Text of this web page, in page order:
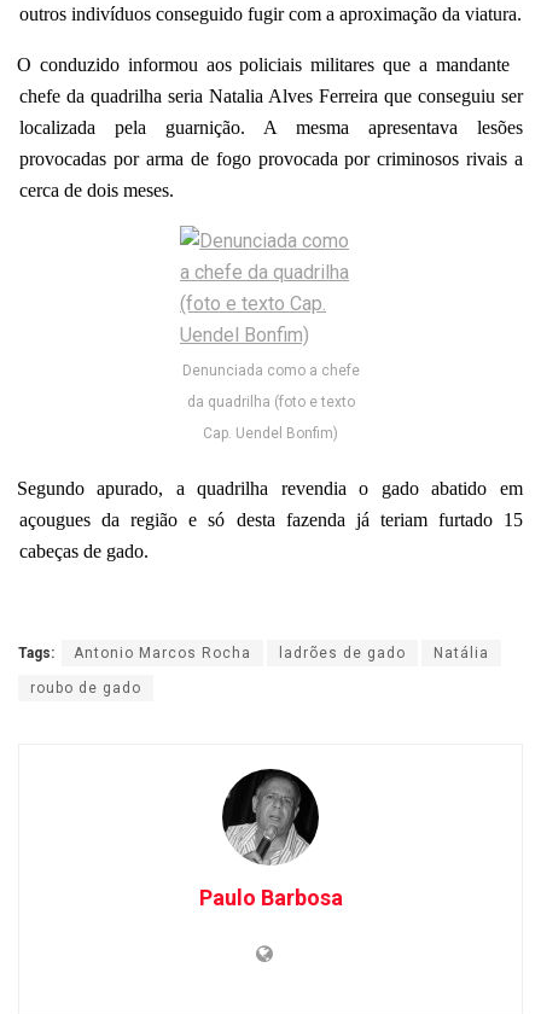
outros indivíduos conseguido fugir com a aproximação da viatura.
O conduzido informou aos policiais militares que a mandante
chefe da quadrilha seria Natalia Alves Ferreira que conseguiu ser
localizada pela guarnição. A mesma apresentava lesões
provocadas por arma de fogo provocada por criminosos rivais a
cerca de dois meses.
Denunciada como a chefe
da quadrilha (foto e texto
Cap. Uendel Bonfim)
Segundo apurado, a quadrilha revendia o gado abatido em
açougues da região e só desta fazenda já teriam furtado 15
cabeças de gado.
Tags: Antonio Marcos Rocha ladrões de gado Natália
roubo de gado
Paulo Barbosa